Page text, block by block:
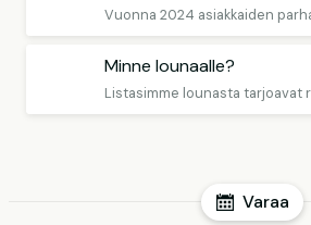
Minne lounaalle?
Varaa